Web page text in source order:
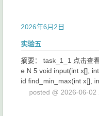
2026年6月2日
实验五
摘要： task_1_1 点击查
e N 5 void input(int x[],
id find_min_max(int x[],
posted @ 2026-06-02